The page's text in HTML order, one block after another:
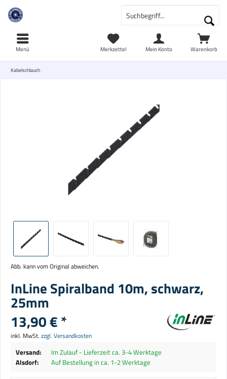
Warenkorb
Merkzettel Mein Konto
Menü
Kabelschlauch
Abb. kann vom Original abweichen.
InLine Spiralband 10m, schwarz,
25mm
13,90 € *
inkl. MwSt. zzgl. Versandkosten
Versand:
Im Zulauf - Lieferzeit ca. 3-4 Werktage
Alsdorf:
Auf Bestellung in ca. 1-2 Werktage